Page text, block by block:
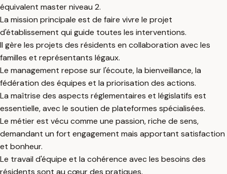
équivalent master niveau 2.
La mission principale est de faire vivre le projet
d'établissement qui guide toutes les interventions.
Il gère les projets des résidents en collaboration avec les
familles et représentants légaux.
Le management repose sur l'écoute, la bienveillance, la
fédération des équipes et la priorisation des actions.
La maîtrise des aspects réglementaires et législatifs est
essentielle, avec le soutien de plateformes spécialisées.
Le métier est vécu comme une passion, riche de sens,
demandant un fort engagement mais apportant satisfaction
et bonheur.
Le travail d'équipe et la cohérence avec les besoins des
résidents sont au cœur des pratiques.